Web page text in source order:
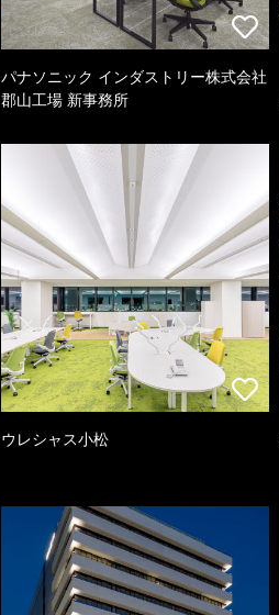
パナソニック インダストリー株式会社
郡山工場 新事務所
ウレシャス小松